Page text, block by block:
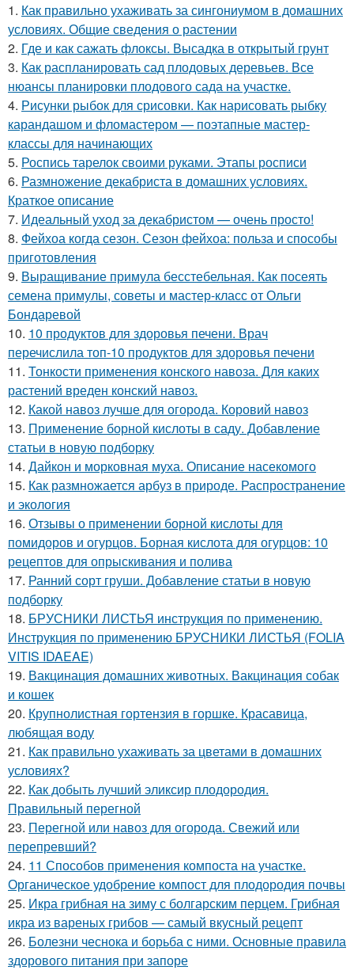
1. Как правильно ухаживать за сингониумом в домашних
условиях. Общие сведения о растении
2. Где и как сажать флоксы. Высадка в открытый грунт
3. Как распланировать сад плодовых деревьев. Все
нюансы планировки плодового сада на участке.
4. Рисунки рыбок для срисовки. Как нарисовать рыбку
карандашом и фломастером — поэтапные мастер-
классы для начинающих
5. Роспись тарелок своими руками. Этапы росписи
6. Размножение декабриста в домашних условиях.
Краткое описание
7. Идеальный уход за декабристом — очень просто!
8. Фейхоа когда сезон. Сезон фейхоа: польза и способы
приготовления
9. Выращивание примула бесстебельная. Как посеять
семена примулы, советы и мастер-класс от Ольги
Бондаревой
10. 10 продуктов для здоровья печени. Врач
перечислила топ-10 продуктов для здоровья печени
11. Тонкости применения конского навоза. Для каких
растений вреден конский навоз.
12. Какой навоз лучше для огорода. Коровий навоз
13. Применение борной кислоты в саду. Добавление
статьи в новую подборку
14. Дайкон и морковная муха. Описание насекомого
15. Как размножается арбуз в природе. Распространение
и экология
16. Отзывы о применении борной кислоты для
помидоров и огурцов. Борная кислота для огурцов: 10
рецептов для опрыскивания и полива
17. Ранний сорт груши. Добавление статьи в новую
подборку
18. БРУСНИКИ ЛИСТЬЯ инструкция по применению.
Инструкция по применению БРУСНИКИ ЛИСТЬЯ (FOLIA
VITIS IDAEAE)
19. Вакцинация домашних животных. Вакцинация собак
и кошек
20. Крупнолистная гортензия в горшке. Красавица,
любящая воду
21. Как правильно ухаживать за цветами в домашних
условиях?
22. Как добыть лучший эликсир плодородия.
Правильный перегной
23. Перегной или навоз для огорода. Свежий или
перепревший?
24. 11 Способов применения компоста на участке.
Органическое удобрение компост для плодородия почвы
25. Икра грибная на зиму с болгарским перцем. Грибная
икра из вареных грибов — самый вкусный рецепт
26. Болезни чеснока и борьба с ними. Основные правила
здорового питания при запоре